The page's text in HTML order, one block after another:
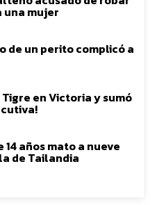
una mujer
de un perito complicó a
en Victoria y sumó
años mato a nueve
de Tailandia